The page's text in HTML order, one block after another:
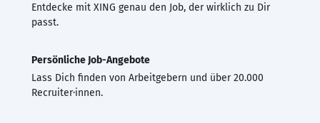
Entdecke mit XING genau den Job, der wirklich zu Dir
passt.
Persönliche Job-Angebote
Lass Dich finden von Arbeitgebern und über 20.000
Recruiter·innen.